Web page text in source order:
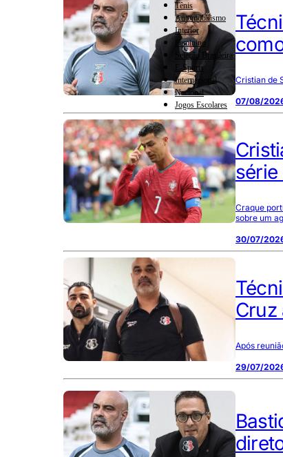
Tênis
Automobilismo
Interior
Feminino
Seleção Brasileira
E-Sports
Internacional
Nacional
Jogos Escolares
Cristian de
07/08/
Craque
sobre um
30/07/
Cruz
Após
29/07/